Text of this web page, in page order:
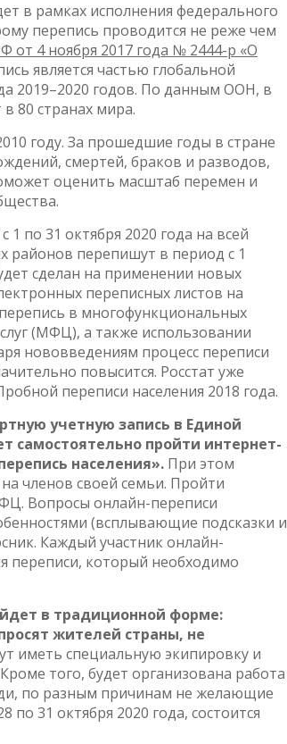
в рамках исполнения федерального
перепись проводится не реже чем
от 4 ноября 2017 года № 2444-р «О
является частью глобальной
2019–2020 годов. По данным ООН, в
80 странах мира.
году. За прошедшие годы в стране
смертей, браков и разводов,
оценить масштаб перемен и
1 по 31 октября 2020 года на всей
районов перепишут в период с 1
сделан на применении новых
переписных листов на
в многофункциональных
(МФЦ), а также использовании
нововведениям процесс переписи
повысится. Росстат уже
переписи населения 2018 года.
учетную запись в Единой
самостоятельно пройти интернет-
населения». При этом
членов своей семьи. Пройти
Вопросы онлайн-переписи
(всплывающие подсказки и
Каждый участник онлайн-
переписи, который необходимо
в традиционной форме:
жителей страны, не
иметь специальную экипировку и
того, будет организована работа
по разным причинам не желающие
31 октября 2020 года, состоится